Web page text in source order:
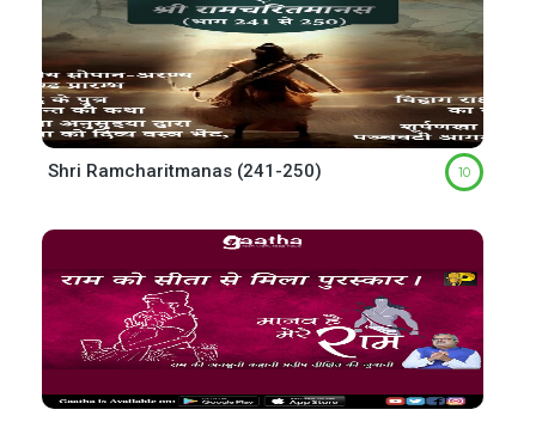
Shri Ramcharitmanas (241-250) 10